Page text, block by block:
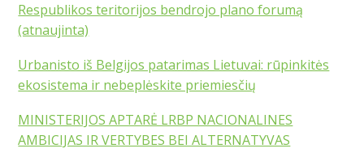
Respublikos teritorijos bendrojo plano forumą
(atnaujinta)
Urbanisto iš Belgijos patarimas Lietuvai: rūpinkitės
ekosistema ir nebeplėskite priemiesčių
MINISTERIJOS APTARĖ LRBP NACIONALINES
AMBICIJAS IR VERTYBES BEI ALTERNATYVAS